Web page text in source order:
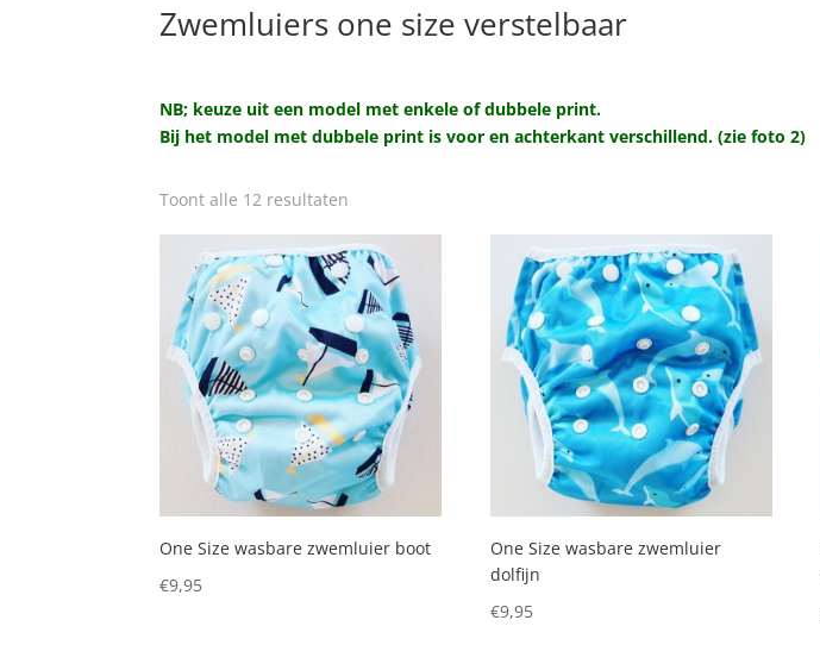
Zwemluiers one size verstelbaar
NB; keuze uit een model met enkele of dubbele print.
Bij het model met dubbele print is voor en achterkant verschillend. (zie foto 2)
Toont alle 12 resultaten
One Size wasbare zwemluier boot
€9,95
One Size wasbare zwemluier
dolfijn
€9,95